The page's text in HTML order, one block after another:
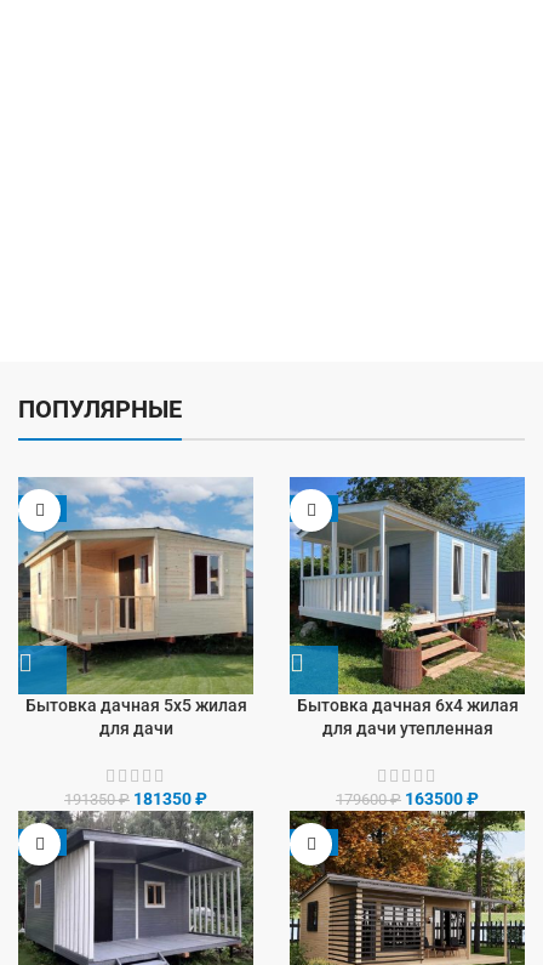
ПОПУЛЯРНЫЕ
-5%
Бытовка дачная 5х5 жилая
для дачи
191350₽ 181350₽
-9%
Бытовка дачная 6х4 жилая
для дачи утепленная
179600₽ 163500₽
-8% -9%